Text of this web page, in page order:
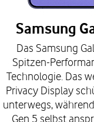
Samsung
Das Samsung
Spitzen-
Technologie. Das
Privacy Display
unterwegs,
Gen 5 selbst